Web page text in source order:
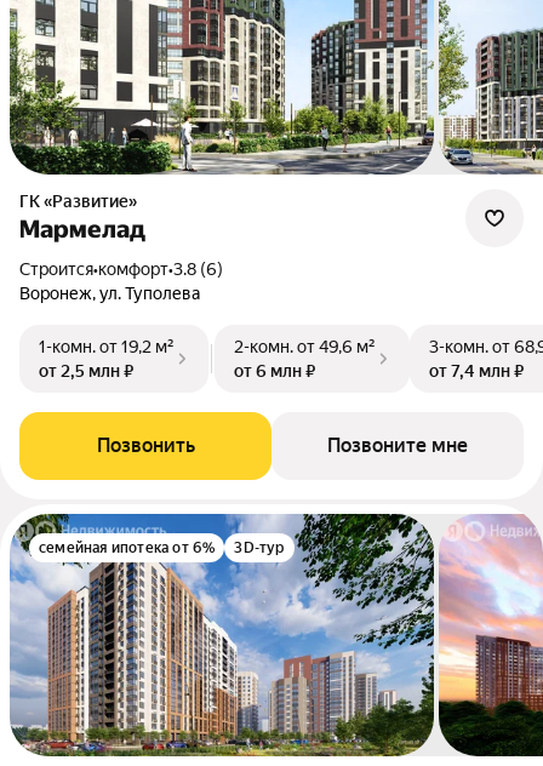
ГК «Развитие»
Мармелад
Строится•комфорт•3.8 (6)
Воронеж, ул. Туполева
1-комн.от 19,2 м²
от 2,5 млн ₽
2-комн.от 49,6 м²
от 6 млн ₽
3-комн.от
от 7,4 млн ₽
Позвонить Позвоните мне
семейная ипотека от 6% 3D-тур